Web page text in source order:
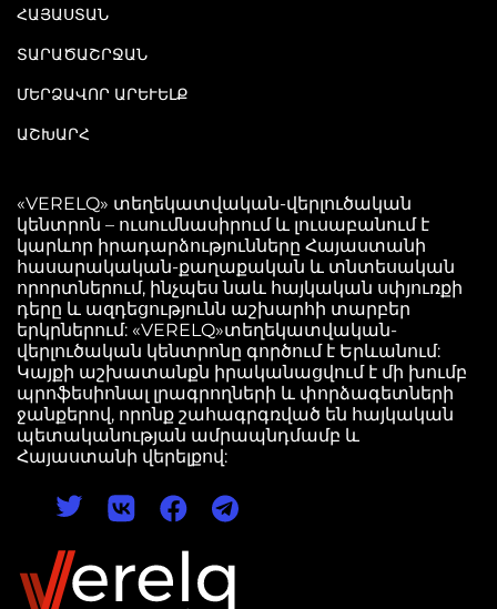
ՀԱՅԱՍՏԱՆ
ՏԱՐԱԾԱՇՐՋԱՆ
ՄԵՐՁԱՎՈՐ ԱՐԵՒԵԼՔ
ԱՇԽԱՐՀ
«VERELQ» տեղեկատվական-վերլուծական
կենտրոն – ուսումնասիրում և լուսաբանում է
կարևոր իրադարձությունները Հայաստանի
հասարակական-քաղաքական և տնտեսական
որորտներում, ինչպես նաև հայկական սփյուռքի
դերը և ազդեցությունն աշխարհի տարբեր
երկրներում: «VERELQ»տեղեկատվական-
վերլուծական կենտրոնը գործում է Երևանում:
Կայքի աշխատանքն իրականացվում է մի խումբ
պրոֆեսիոնալ լրագրողների և փորձագետների
ջանքերով, որոնք շահագրգռված են հայկական
պետականության ամրապնդմամբ և
Հայաստանի վերելքով: